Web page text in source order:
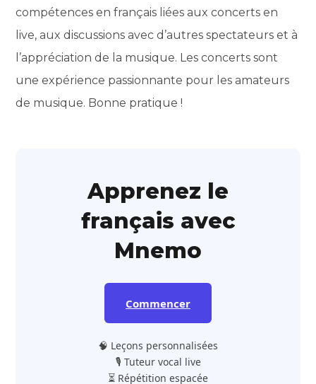
compétences en français liées aux concerts en
live, aux discussions avec d’autres spectateurs et à
l’appréciation de la musique. Les concerts sont
une expérience passionnante pour les amateurs
de musique. Bonne pratique !
Apprenez le
français avec
Mnemo
Commencer
🧠 Leçons personnalisées
🎙️ Tuteur vocal live
⏳ Répétition espacée